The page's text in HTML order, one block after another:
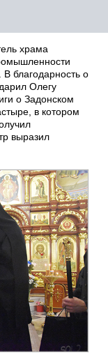
храма
В благодарность о
Олегу
о Задонском
в котором
выразил